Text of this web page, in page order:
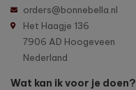
orders@bonnebella.nl
Het Haagje 136
7906 AD Hoogeveen
Nederland
Wat kan ik voor je doen?